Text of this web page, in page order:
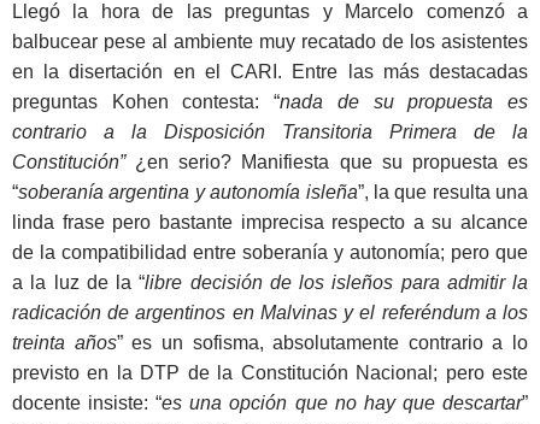
Llegó la hora de las preguntas y Marcelo comenzó a
balbucear pese al ambiente muy recatado de los asistentes
en la disertación en el CARI. Entre las más destacadas
preguntas Kohen contesta: “nada de su propuesta es
contrario a la Disposición Transitoria Primera de la
Constitución” ¿en serio? Manifiesta que su propuesta es
“soberanía argentina y autonomía isleña”, la que resulta una
linda frase pero bastante imprecisa respecto a su alcance
de la compatibilidad entre soberanía y autonomía; pero que
a la luz de la “libre decisión de los isleños para admitir la
radicación de argentinos en Malvinas y el referéndum a los
treinta años” es un sofisma, absolutamente contrario a lo
previsto en la DTP de la Constitución Nacional; pero este
docente insiste: “es una opción que no hay que descartar”